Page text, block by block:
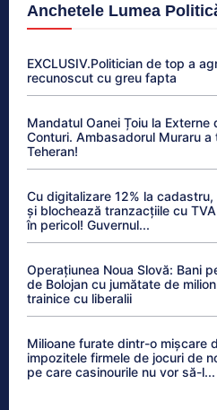
Anchetele Lumea
EXCLUSIV.Politician de top a
recunoscut cu greu fapta
Mandatul Oanei Țoiu la
Conturi. Ambasadorul Muraru
Teheran!
Cu digitalizare 12% la
și blochează tranzacțiile cu
în pericol! Guvernul...
Operațiunea Noua Slovă: Bani
de Bolojan cu jumătate de
trainice cu liberalii
Milioane furate dintr-o mișcare
impozitele firmele de jocuri de
pe care casinourile nu vor să-l...